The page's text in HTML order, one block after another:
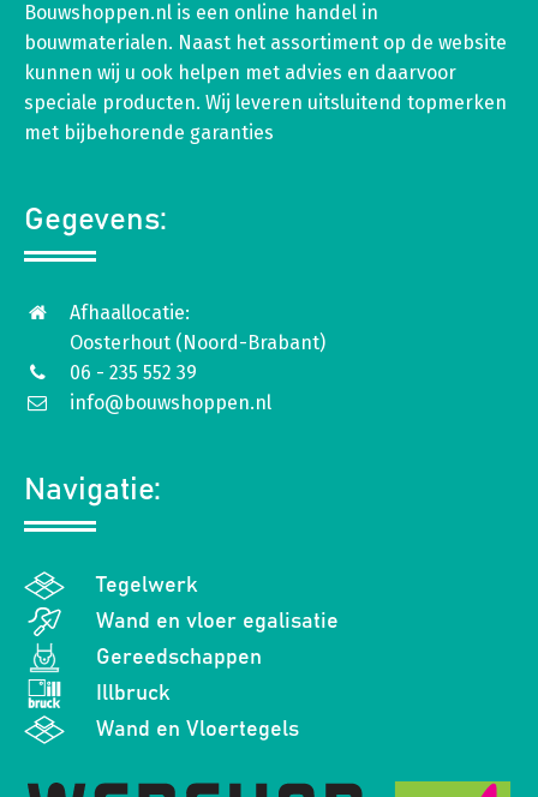
Bouwshoppen.nl is een online handel in
bouwmaterialen. Naast het assortiment op de website
kunnen wij u ook helpen met advies en daarvoor
speciale producten. Wij leveren uitsluitend topmerken
met bijbehorende garanties
Gegevens:
Afhaallocatie:
Oosterhout (Noord-Brabant)
06 - 235 552 39
info@bouwshoppen.nl
Navigatie:
Tegelwerk
Wand en vloer egalisatie
Gereedschappen
Illbruck
Wand en Vloertegels